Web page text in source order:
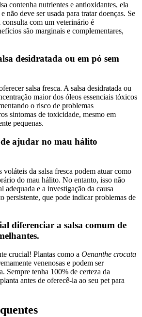
contenha nutrientes e antioxidantes, ela
não deve ser usada para tratar doenças. Se
consulta com um veterinário é
são marginais e complementares,
desidratada ou em pó sem
salsa fresca. A salsa desidratada ou
maior dos óleos essenciais tóxicos
o risco de problemas
sintomas de toxicidade, mesmo em
pequenas.
ajudar no mau hálito
voláteis da salsa fresca podem atuar como
do mau hálito. No entanto, isso não
adequada e a investigação da causa
persistente, que pode indicar problemas de
diferenciar a salsa comum de
crucial! Plantas como a Oenanthe crocata
venenosas e podem ser
Sempre tenha 100% de certeza da
antes de oferecê-la ao seu pet para